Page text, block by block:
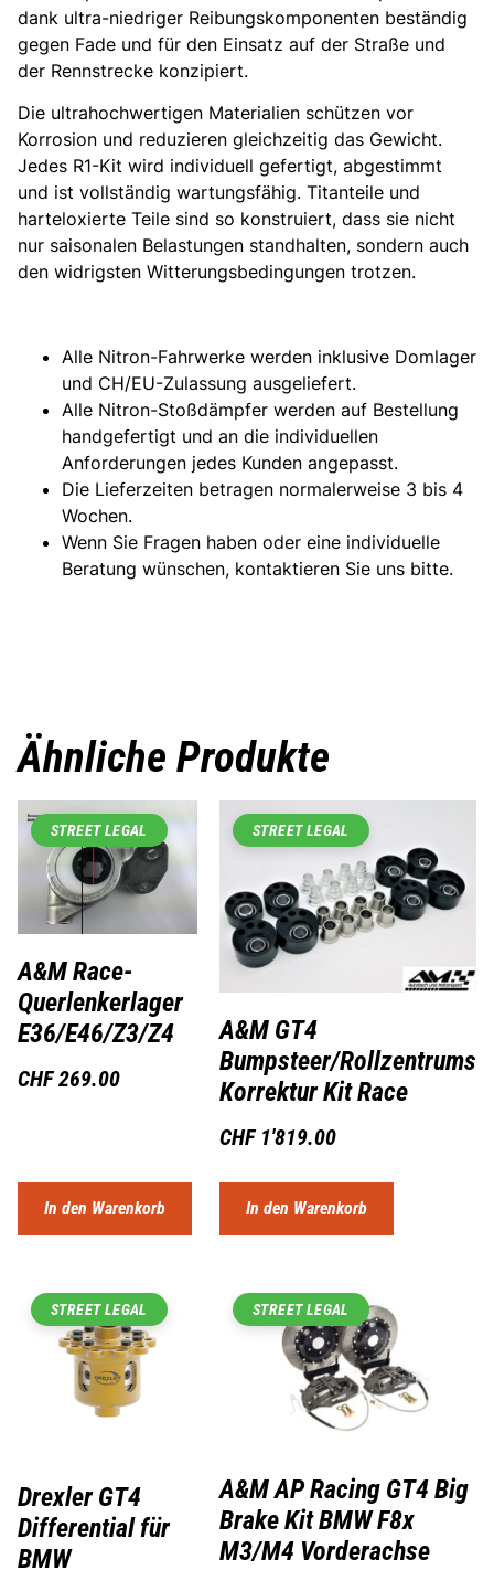
dank ultra-niedriger Reibungskomponenten beständig
gegen Fade und für den Einsatz auf der Straße und
der Rennstrecke konzipiert.
Die ultrahochwertigen Materialien schützen vor
Korrosion und reduzieren gleichzeitig das Gewicht.
Jedes R1-Kit wird individuell gefertigt, abgestimmt
und ist vollständig wartungsfähig. Titanteile und
harteloxierte Teile sind so konstruiert, dass sie nicht
nur saisonalen Belastungen standhalten, sondern auch
den widrigsten Witterungsbedingungen trotzen.
Alle Nitron-Fahrwerke werden inklusive Domlager
und CH/EU-Zulassung ausgeliefert.
Alle Nitron-Stoßdämpfer werden auf Bestellung
handgefertigt und an die individuellen
Anforderungen jedes Kunden angepasst.
Die Lieferzeiten betragen normalerweise 3 bis 4
Wochen.
Wenn Sie Fragen haben oder eine individuelle
Beratung wünschen, kontaktieren Sie uns bitte.
Ähnliche Produkte
STREET LEGAL
A&M Race-
Querlenkerlager
E36/E46/Z3/Z4
CHF269.00
In den Warenkorb
STREET LEGAL
A&M GT4
Bumpsteer/Rollzentrums
Korrektur Kit Race
CHF1'819.00
In den Warenkorb
STREET LEGAL
Drexler GT4
Differential für
BMW
STREET LEGAL
A&M AP Racing GT4 Big
Brake Kit BMW F8x
M3/M4 Vorderachse